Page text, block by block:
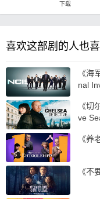
下载
喜欢这部剧的人也喜
《海
nal
《切
ve
《养
《不